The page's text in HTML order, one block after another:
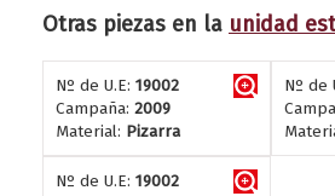
Otras piezas en la unidad
Nº de U.E: 19002
Campaña: 2009
Material: Pizarra
Nº de
Nº de U.E: 19002